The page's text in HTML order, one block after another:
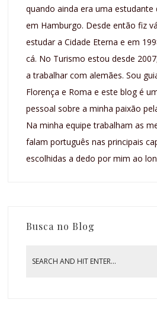
quando ainda era uma estudante
em Hamburgo. Desde então fiz
estudar a Cidade Eterna e em
cá. No Turismo estou desde
a trabalhar com alemães. Sou
Florença e Roma e este blog é
pessoal sobre a minha paixão
Na minha equipe trabalham as
falam português nas principais
escolhidas a dedo por mim ao
Busca no Blog